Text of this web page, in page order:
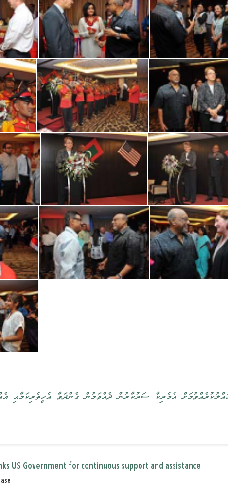
އެމެރިކާ ސަރުކާރުން ދެއްވަމުން ގެންދަވާ އެހީތެރިކަމާއި
US Government for continuous support and assistance